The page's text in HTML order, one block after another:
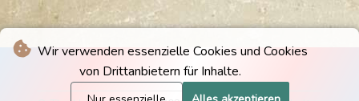
Wir verwenden essenzielle Cookies und Cookies
von Drittanbietern für Inhalte.